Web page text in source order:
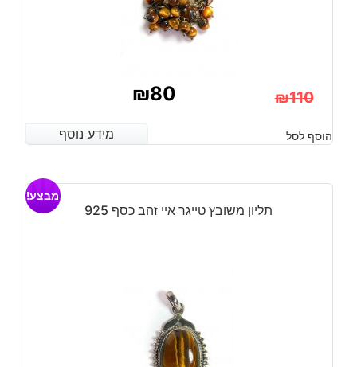
₪110
המקורי
היה:
₪110.
₪80
הנוכחי
הוא:
מידע נוסף הוסף לסל מידע נוסף
תליון משובץ טייגר איי זהב כסף 925
מבצע!